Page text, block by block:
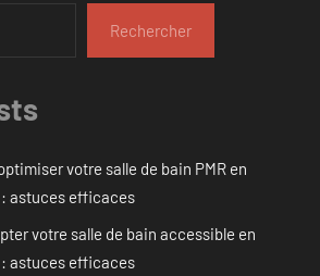
Rechercher
votre salle de bain PMR en
astuces efficaces
votre salle de bain accessible en
astuces efficaces